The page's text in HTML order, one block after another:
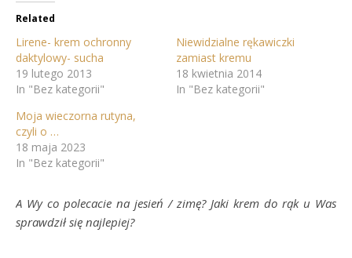
Related
Lirene- krem ochronny
daktylowy- sucha
19 lutego 2013
In "Bez kategorii"
Niewidzialne rękawiczki
zamiast kremu
18 kwietnia 2014
In "Bez kategorii"
Moja wieczorna rutyna,
czyli o …
18 maja 2023
In "Bez kategorii"
A Wy co polecacie na jesień / zimę? Jaki krem do rąk u Was
sprawdził się najlepiej?